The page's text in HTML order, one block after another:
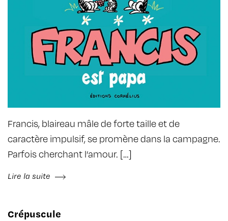
Francis, blaireau mâle de forte taille et de
caractère impulsif, se promène dans la campagne.
Parfois cherchant l’amour. […]
Lire la suite
Crépuscule